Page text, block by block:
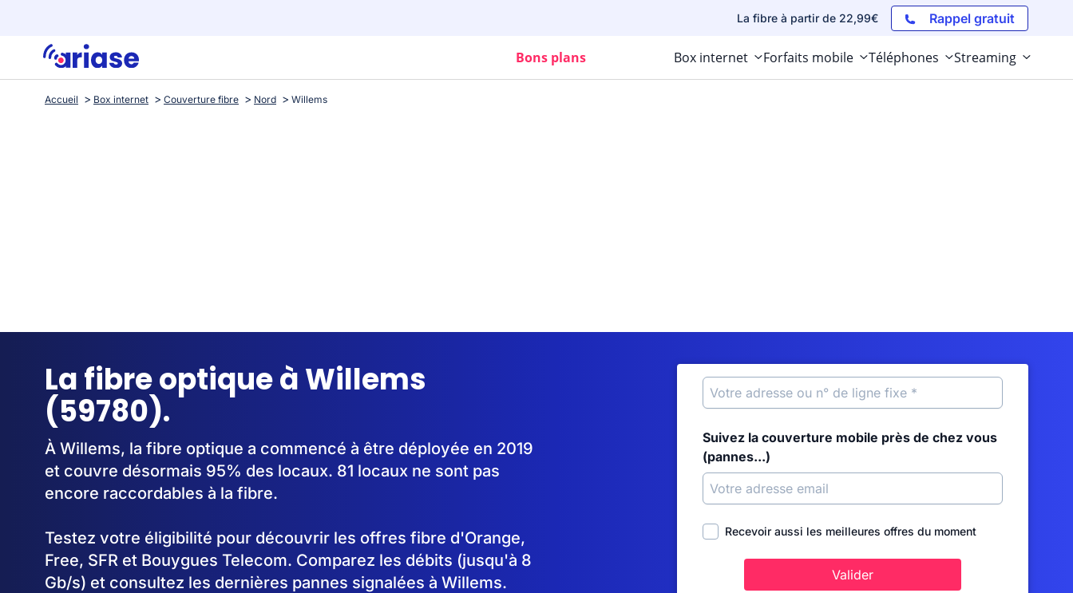
La fibre à partir de 22,99€ Rappel gratuit
Bons plans Box internet Forfaits mobile Téléphones Streaming
Accueil Box internet Couverture fibre Nord Willems
La fibre optique à Willems
(59780).
À Willems, la fibre optique a commencé à être déployée en 2019
et couvre désormais 95% des locaux. 81 locaux ne sont pas
encore raccordables à la fibre.
Testez votre éligibilité pour découvrir les offres fibre d'Orange,
Free, SFR et Bouygues Telecom. Comparez les débits (jusqu'à 8
Gb/s) et consultez les dernières pannes signalées à Willems.
Suivez la couverture mobile près de chez vous
(pannes...)
Recevoir aussi les meilleures offres du moment
Valider